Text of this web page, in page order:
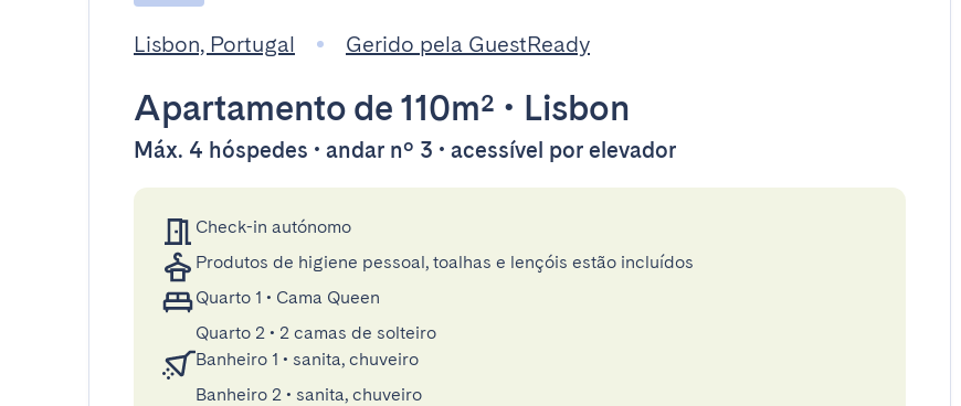
Lisbon, Portugal Gerido pela GuestReady
Apartamento de 110m² • Lisbon
Máx. 4 hóspedes • andar nº 3 • acessível por elevador
Check-in autónomo
Produtos de higiene pessoal, toalhas e lençóis estão incluídos
Quarto 1 • Cama Queen
Quarto 2 • 2 camas de solteiro
Banheiro 1 • sanita, chuveiro
Banheiro 2 • sanita, chuveiro